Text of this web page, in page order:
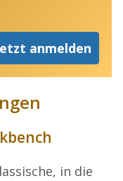
anmelden
in die